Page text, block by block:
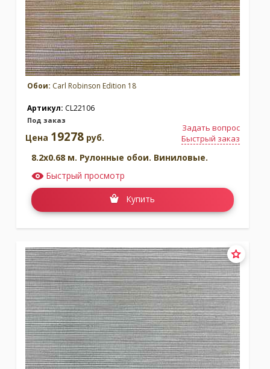
Заказать обратный звонок
Обои: Carl Robinson Edition 18
Артикул: CL22106
Под заказ
Задать вопрос
Быстрый заказ
Цена 19278 руб.
8.2x0.68 м. Рулонные обои. Виниловые.
Быстрый просмотр
Купить